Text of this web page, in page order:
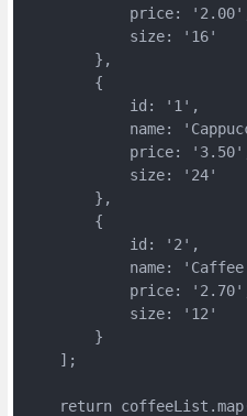
price:
            size: '16'
        },
        {
            id: '1',
name:
price:
            size: '24'
        },
        {
            id: '2',
name: 'Caffee
price:
            size: '12'
        }
    ];
return